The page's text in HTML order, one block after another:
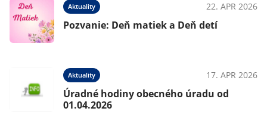
Aktuality 22. APR 2026
Pozvanie: Deň matiek a Deň detí
Aktuality 17. APR 2026
Úradné hodiny obecného úradu od
01.04.2026